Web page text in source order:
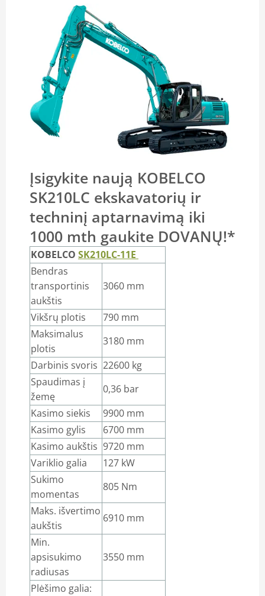
Įsigykite naują KOBELCO
SK210LC ekskavatorių ir
techninį aptarnavimą iki
1000 mth gaukite DOVANŲ!*
KOBELCO SK210LC-11E
Bendras
transportinis
aukštis
3060 mm
Vikšrų plotis
790 mm
Maksimalus
plotis
3180 mm
Darbinis svoris 22600 kg
Spaudimas į
žemę
0,36 bar
Kasimo siekis
9900 mm
Kasimo gylis
6700 mm
Kasimo aukštis 9720 mm
Variklio galia
127 kW
Sukimo
momentas
805 Nm
Maks. išvertimo
aukštis
6910 mm
Min.
apsisukimo
radiusas
3550 mm
Plėšimo galia: